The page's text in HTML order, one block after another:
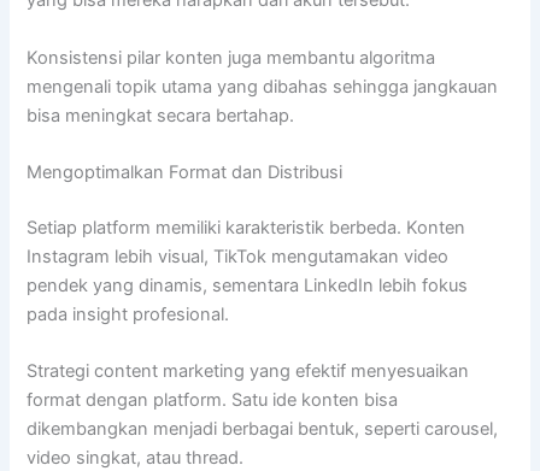
Konsistensi pilar konten juga membantu algoritma
mengenali topik utama yang dibahas sehingga jangkauan
bisa meningkat secara bertahap.
Mengoptimalkan Format dan Distribusi
Setiap platform memiliki karakteristik berbeda. Konten
Instagram lebih visual, TikTok mengutamakan video
pendek yang dinamis, sementara LinkedIn lebih fokus
pada insight profesional.
Strategi content marketing yang efektif menyesuaikan
format dengan platform. Satu ide konten bisa
dikembangkan menjadi berbagai bentuk, seperti carousel,
video singkat, atau thread.